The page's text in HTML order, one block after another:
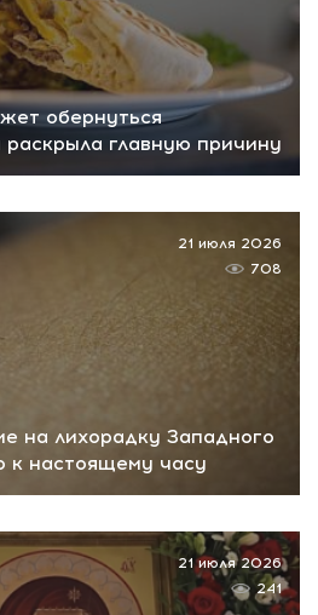
обернуться
раскрыла главную причину
на лихорадку Западного
к настоящему часу
21 июля 2026
708
21 июля 2026
241